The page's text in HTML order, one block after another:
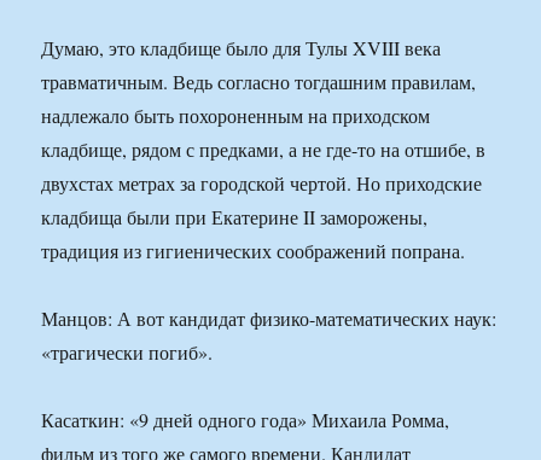
Думаю, это кладбище было для Тулы XVIII века
травматичным. Ведь согласно тогдашним правилам,
надлежало быть похороненным на приходском
кладбище, рядом с предками, а не где-то на отшибе, в
двухстах метрах за городской чертой. Но приходские
кладбища были при Екатерине II заморожены,
традиция из гигиенических соображений попрана.
Манцов: А вот кандидат физико-математических наук:
«трагически погиб».
Касаткин: «9 дней одного года» Михаила Ромма,
фильм из того же самого времени. Кандидат